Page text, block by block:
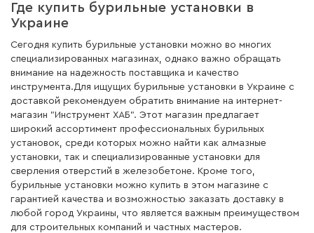
Где купить бурильные установки в
Украине
Сегодня купить бурильные установки можно во многих
специализированных магазинах, однако важно обращать
внимание на надежность поставщика и качество
инструмента.Для ищущих бурильные установки в Украине с
доставкой рекомендуем обратить внимание на интернет-
магазин "Инструмент ХАБ". Этот магазин предлагает
широкий ассортимент профессиональных бурильных
установок, среди которых можно найти как алмазные
установки, так и специализированные установки для
сверления отверстий в железобетоне. Кроме того,
бурильные установки можно купить в этом магазине с
гарантией качества и возможностью заказать доставку в
любой город Украины, что является важным преимуществом
для строительных компаний и частных мастеров.